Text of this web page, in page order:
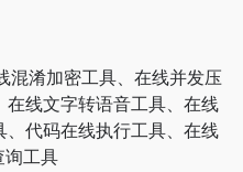
混淆加密工具、在线并发压
线文字转语音工具、在线
代码在线执行工具、在线
询工具